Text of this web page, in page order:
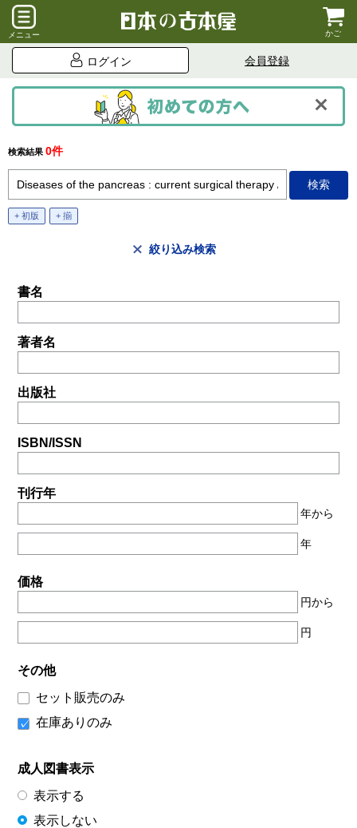
メニュー かご
ログイン 会員登録
検索結果 0件
+ 初版 + 揃
絞り込み検索
書名
著者名
出版社
ISBN/ISSN
刊行年
年から
年
価格
円から
円
その他
セット販売のみ
在庫ありのみ
成人図書表示
表示する
表示しない